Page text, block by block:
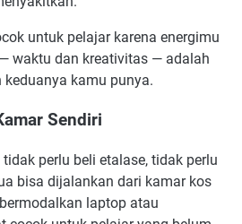
untuk pelajar karena energimu
waktu dan kreativitas — adalah
kamu punya.
Sendiri
perlu beli etalase, tidak perlu
bisa dijalankan dari kamar kos
laptop atau